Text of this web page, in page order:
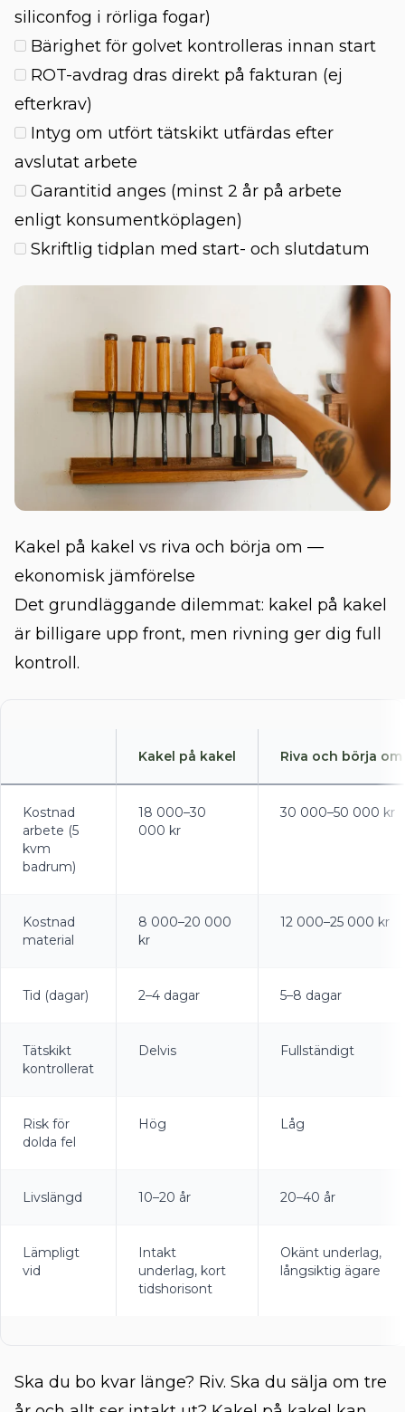
siliconfog i rörliga fogar)
Bärighet för golvet kontrolleras innan start
ROT-avdrag dras direkt på fakturan (ej
efterkrav)
Intyg om utfört tätskikt utfärdas efter
avslutat arbete
Garantitid anges (minst 2 år på arbete
enligt konsumentköplagen)
Skriftlig tidplan med start- och slutdatum
Kakel på kakel vs riva och börja om —
ekonomisk jämförelse
Det grundläggande dilemmat: kakel på kakel
är billigare upp front, men rivning ger dig full
kontroll.
Kakel på kakel Riva och börja om
Kostnad
arbete (5
kvm
badrum)
18 000–30
000 kr
30 000–50 000 kr
Kostnad
material
8 000–20 000
kr
12 000–25 000 kr
Tid (dagar) 2–4 dagar 5–8 dagar
Tätskikt
kontrollerat
Delvis Fullständigt
Risk för
dolda fel
Hög Låg
Livslängd 10–20 år 20–40 år
Lämpligt
vid
Intakt
underlag, kort
tidshorisont
Okänt underlag,
långsiktig ägare
Ska du bo kvar länge? Riv. Ska du sälja om tre